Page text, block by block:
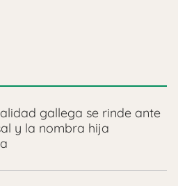
gallega se rinde ante
y la nombra hija